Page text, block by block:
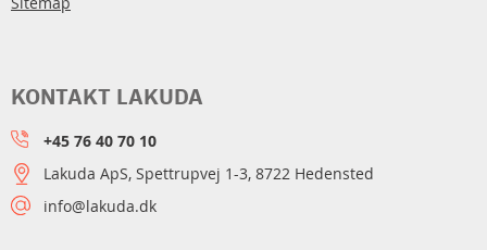
KONTAKT LAKUDA
+45 76 40 70 10
Lakuda ApS, Spettrupvej 1-3, 8722 Hedensted
info@lakuda.dk